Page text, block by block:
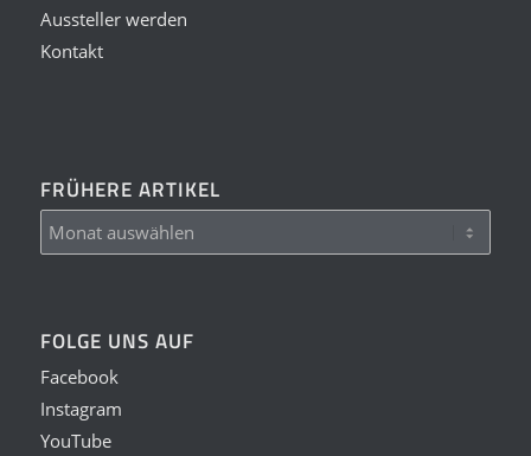
Aussteller werden
Kontakt
FRÜHERE ARTIKEL
FOLGE UNS AUF
Facebook
Instagram
YouTube